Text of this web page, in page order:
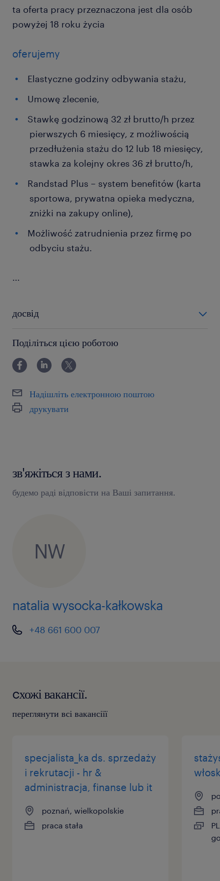
ta oferta pracy przeznaczona jest dla osób
powyżej 18 roku życia
oferujemy
Elastyczne godziny odbywania stażu,
Umowę zlecenie,
Stawkę godzinową 32 zł brutto/h przez
pierwszych 6 miesięcy, z możliwością
przedłużenia stażu do 12 lub 18 miesięcy,
stawka za kolejny okres 36 zł brutto/h,
Randstad Plus – system benefitów (karta
sportowa, prywatna opieka medyczna,
zniżki na zakupy online),
Możliwość zatrudnienia przez firmę po
odbyciu stażu.
...
досвід
Поділіться цією роботою
Надішліть електронною поштою
друкувати
зв'яжіться з нами.
будемо раді відповісти на Ваші запитання.
NW
natalia wysocka-kałkowska
+48 661 600 007
cхожі вакансії.
переглянути всі вакансіїї
specjalista_ka ds. sprzedaży
i rekrutacji - hr &
administracja, finanse lub it
poznań, wielkopolskie
praca stała